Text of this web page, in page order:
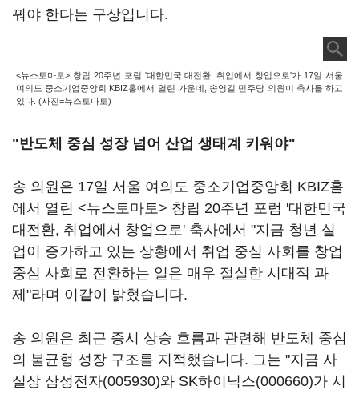
꿔야 한다는 구상입니다.
<뉴스토마토> 창립 20주년 포럼 '대한민국 대전환, 취업에서 창업으로'가 17일 서울
여의도 중소기업중앙회 KBIZ홀에서 열린 가운데, 송영길 민주당 의원이 축사를 하고
있다. (사진=뉴스토마토)
"반도체 중심 성장 넘어 산업 생태계 키워야"
송 의원은 17일 서울 여의도 중소기업중앙회 KBIZ홀
에서 열린 <뉴스토마토> 창립 20주년 포럼 '대한민국
대전환, 취업에서 창업으로' 축사에서 "지금 청년 실
업이 증가하고 있는 상황에서 취업 중심 사회를 창업
중심 사회로 전환하는 일은 매우 절실한 시대적 과
제"라며 이같이 밝혔습니다.
송 의원은 최근 증시 상승 흐름과 관련해 반도체 중심
의 불균형 성장 구조를 지적했습니다. 그는 "지금 사
실상 삼성전자(005930)와 SK하이닉스(000660)가 시